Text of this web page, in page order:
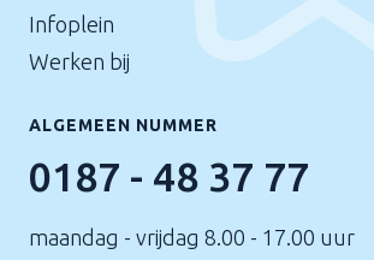
Infoplein
Werken bij
ALGEMEEN NUMMER
0187 - 48 37 77
maandag - vrijdag 8.00 - 17.00 uur